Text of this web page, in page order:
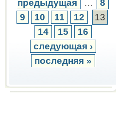
предыдущая …
8
9
10 11 12
13
14
15
16
следующая ›
последняя »